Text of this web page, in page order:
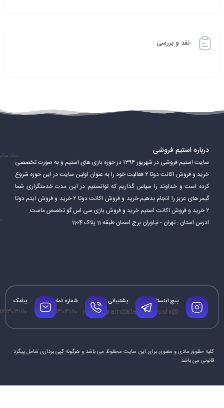
نقد و بررسی
درباره استیم فروشی
سایت استیم فروشی در شهریور ۱۳۹۴ در حوزه بازی های استیم و به صورت تخصصی
خرید و فروش اکانت دوتا ۲ فعالیت خود را به عنوان اولین سایت در این حوزه شروع
کرده است و خداوند را سپاس گذاریم که توانستیم در این مدت خدمتگزاری شما
گیمر های عزیز را انجام بدهیم.خرید و فروش اکانت دوتا ۲ خرید و فروش ایتم دوتا
۲ خرید و فروش اکانت استیم خرید و فروش بازی سی اس گو تخصص ماست.
ادرس استان : تهران - نیاوران برج اسمان طبقه 11 پلاک 1104
نماد
پیج اینستاگرام
@steamforoshi
پشتیبانی تلگرام
@mrtelegram
شماره تماس
۰۹۱۲۱۳۰۳۱۷۰
پیامک
کلیه حقوق مادی و معنوی برای این سایت محفوظ می باشد و هرگونه کپی برداری شامل پیگرد
قانونی می باشد.